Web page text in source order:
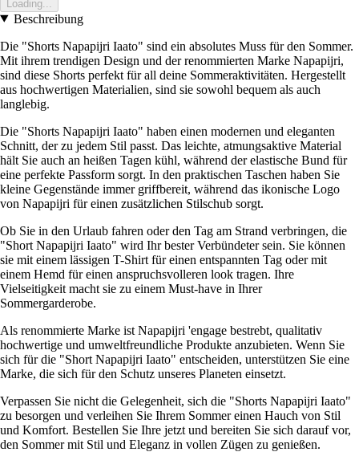
Loading...
Beschreibung
Die "Shorts Napapijri Iaato" sind ein absolutes Muss für den Sommer.
Mit ihrem trendigen Design und der renommierten Marke Napapijri,
sind diese Shorts perfekt für all deine Sommeraktivitäten. Hergestellt
aus hochwertigen Materialien, sind sie sowohl bequem als auch
langlebig.
Die "Shorts Napapijri Iaato" haben einen modernen und eleganten
Schnitt, der zu jedem Stil passt. Das leichte, atmungsaktive Material
hält Sie auch an heißen Tagen kühl, während der elastische Bund für
eine perfekte Passform sorgt. In den praktischen Taschen haben Sie
kleine Gegenstände immer griffbereit, während das ikonische Logo
von Napapijri für einen zusätzlichen Stilschub sorgt.
Ob Sie in den Urlaub fahren oder den Tag am Strand verbringen, die
"Short Napapijri Iaato" wird Ihr bester Verbündeter sein. Sie können
sie mit einem lässigen T-Shirt für einen entspannten Tag oder mit
einem Hemd für einen anspruchsvolleren look tragen. Ihre
Vielseitigkeit macht sie zu einem Must-have in Ihrer
Sommergarderobe.
Als renommierte Marke ist Napapijri 'engage bestrebt, qualitativ
hochwertige und umweltfreundliche Produkte anzubieten. Wenn Sie
sich für die "Short Napapijri Iaato" entscheiden, unterstützen Sie eine
Marke, die sich für den Schutz unseres Planeten einsetzt.
Verpassen Sie nicht die Gelegenheit, sich die "Shorts Napapijri Iaato"
zu besorgen und verleihen Sie Ihrem Sommer einen Hauch von Stil
und Komfort. Bestellen Sie Ihre jetzt und bereiten Sie sich darauf vor,
den Sommer mit Stil und Eleganz in vollen Zügen zu genießen.